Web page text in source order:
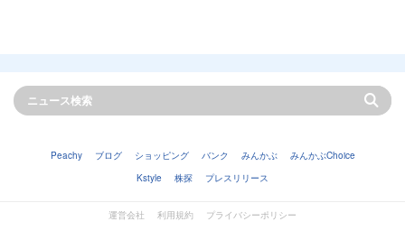
Peachy ブログ ショッピング バンク みんかぶ
みんかぶChoice
Kstyle
株探 プレスリリース
運営会社 利用規約 プライバシーポリシー